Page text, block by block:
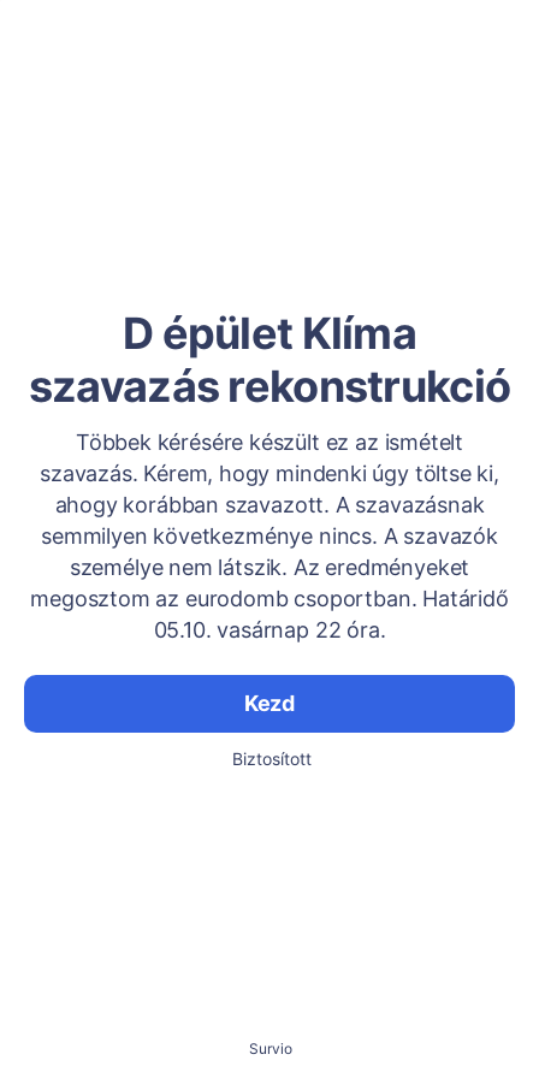
D épület Klíma
szavazás rekonstrukció
Többek kérésére készült ez az ismételt
szavazás. Kérem, hogy mindenki úgy töltse ki,
ahogy korábban szavazott. A szavazásnak
semmilyen következménye nincs. A szavazók
személye nem látszik. Az eredményeket
megosztom az eurodomb csoportban. Határidő
05.10. vasárnap 22 óra.
Kezd
Biztosított
Survio